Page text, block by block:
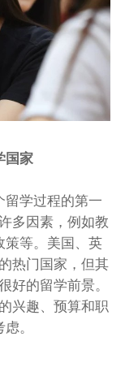
国家
留学过程的第一
多因素，例如教
策等。美国、英
热门国家，但其
好的留学前景。
兴趣、预算和职
。